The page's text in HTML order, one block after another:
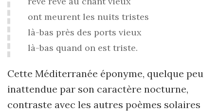
ont meurent les nuits tristes
là-bas près des ports vieux
là-bas quand on est triste.
Cette Méditerranée éponyme, quelque peu
inattendue par son caractère nocturne,
contraste avec les autres poèmes solaires